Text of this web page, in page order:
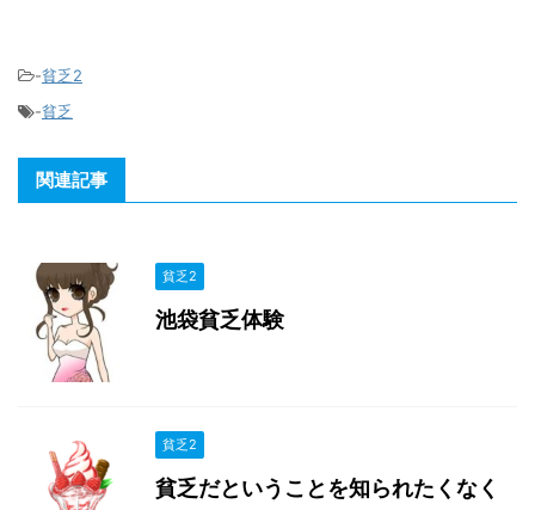
-貧乏2
-貧乏
関連記事
貧乏2
池袋貧乏体験
貧乏2
貧乏だということを知られたくなく